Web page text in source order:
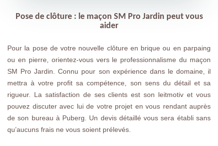
Pose de clôture : le maçon SM Pro Jardin peut vous
aider
Pour la pose de votre nouvelle clôture en brique ou en parpaing
ou en pierre, orientez-vous vers le professionnalisme du maçon
SM Pro Jardin. Connu pour son expérience dans le domaine, il
mettra à votre profit sa compétence, son sens du détail et sa
rigueur. La satisfaction de ses clients est son leitmotiv et vous
pouvez discuter avec lui de votre projet en vous rendant auprès
de son bureau à Puberg. Un devis détaillé vous sera établi sans
qu’aucuns frais ne vous soient prélevés.